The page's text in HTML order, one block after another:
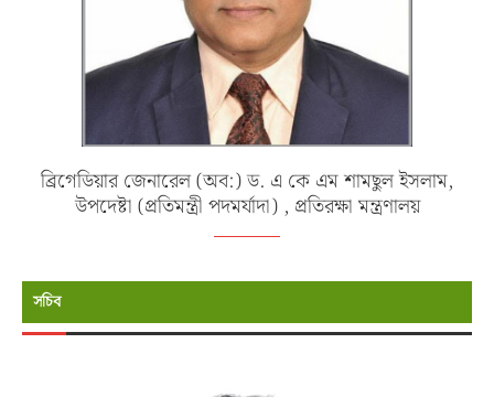
ব্রিগেডিয়ার জেনারেল (অব:) ড. এ কে এম শামছুল ইসলাম,
উপদেষ্টা (প্রতিমন্ত্রী পদমর্যাদা) , প্রতিরক্ষা মন্ত্রণালয়
সচিব